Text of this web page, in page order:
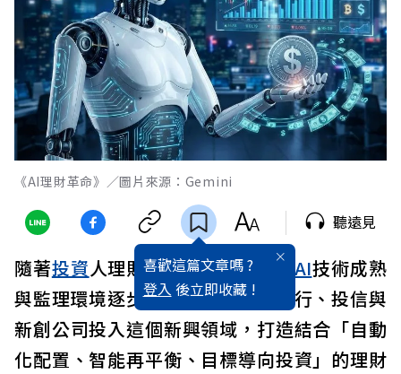
《AI理財革命》／圖片來源：Gemini
喜歡這篇文章嗎 ?
登入 後立即收藏 !
聽遠見
隨著投資人理財習慣轉向數位化、 AI技術成熟
與監理環境逐步鬆綁，愈來愈多銀行、投信與
新創公司投入這個新興領域，打造結合「自動
化配置、智能再平衡、目標導向投資」的理財